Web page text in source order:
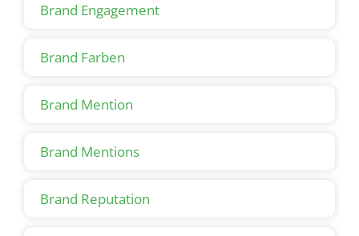
Brand Engagement
Brand Farben
Brand Mention
Brand Mentions
Brand Reputation